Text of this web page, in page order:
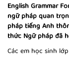
English Grammar
ngữ pháp quan
pháp tiếng Anh
thức Ngữ pháp đã
Các em học sinh